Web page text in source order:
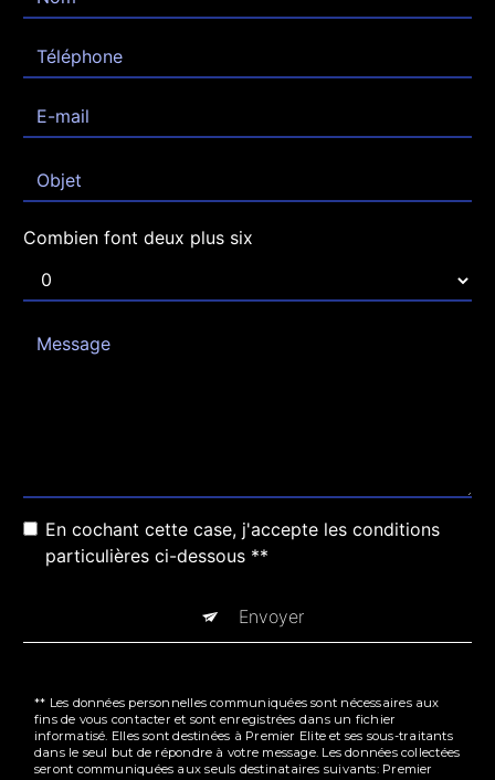
Combien font deux plus six
En cochant cette case, j'accepte les conditions
particulières ci-dessous **
Envoyer
** Les données personnelles communiquées sont nécessaires aux
fins de vous contacter et sont enregistrées dans un fichier
informatisé. Elles sont destinées à Premier Elite et ses sous-traitants
dans le seul but de répondre à votre message. Les données collectées
seront communiquées aux seuls destinataires suivants: Premier